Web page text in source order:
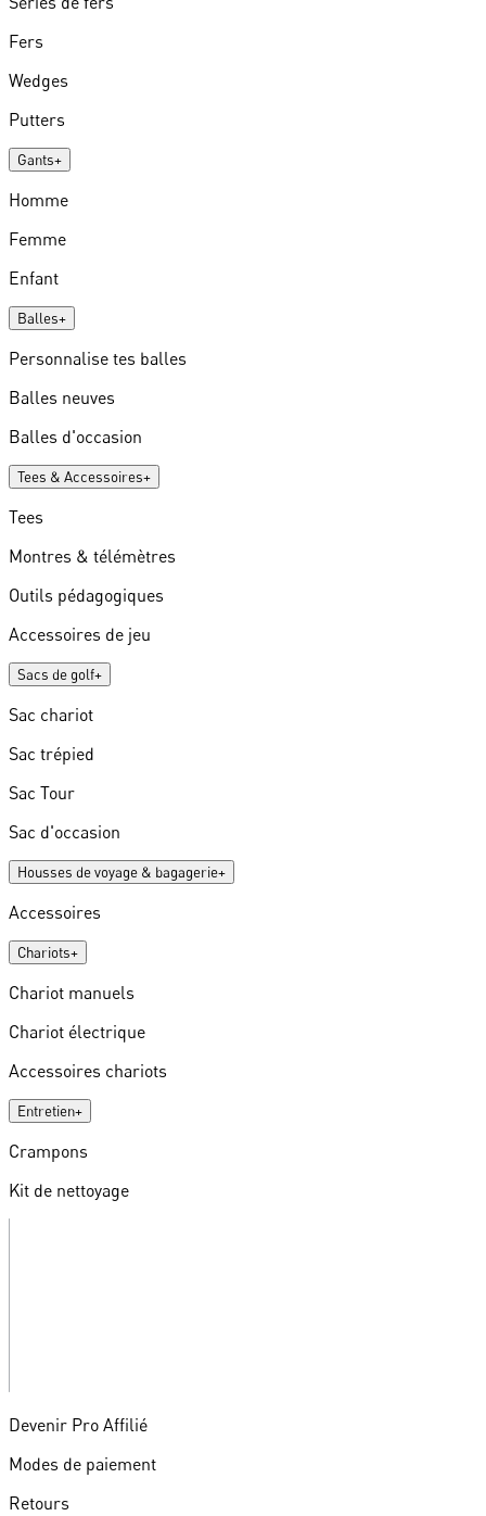
Fers
Wedges
Putters
Gants+
Homme
Femme
Enfant
Balles+
Personnalise tes balles
Balles neuves
Balles d'occasion
Tees & Accessoires+
Tees
Montres & télémètres
Outils pédagogiques
Accessoires de jeu
Sacs de golf+
Sac chariot
Sac trépied
Sac Tour
Sac d'occasion
Housses de voyage & bagagerie+
Accessoires
Chariots+
Chariot manuels
Chariot électrique
Accessoires chariots
Entretien+
Crampons
Kit de nettoyage
Devenir Pro Affilié
Modes de paiement
Retours